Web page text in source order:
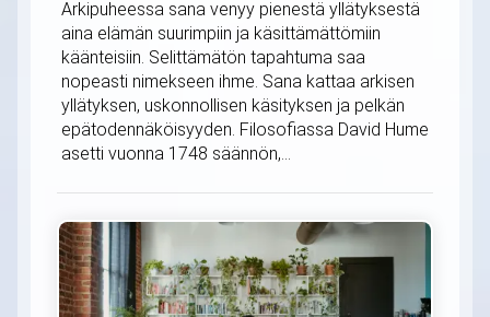
Arkipuheessa sana venyy pienestä yllätyksestä
aina elämän suurimpiin ja käsittämättömiin
käänteisiin. Selittämätön tapahtuma saa
nopeasti nimekseen ihme. Sana kattaa arkisen
yllätyksen, uskonnollisen käsityksen ja pelkän
epätodennäköisyyden. Filosofiassa David Hume
asetti vuonna 1748 säännön,...